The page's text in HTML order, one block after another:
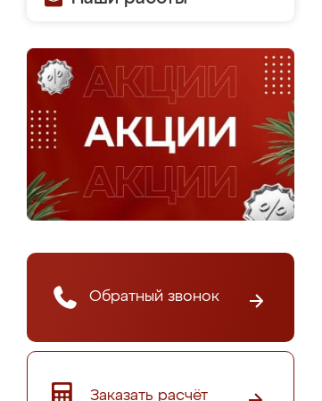
Обратный звонок
Заказать расчёт